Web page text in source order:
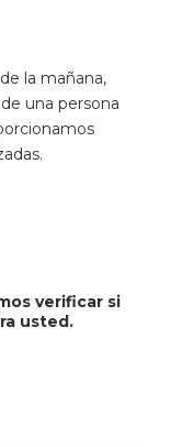
la mañana,
una persona
verificar si
usted.